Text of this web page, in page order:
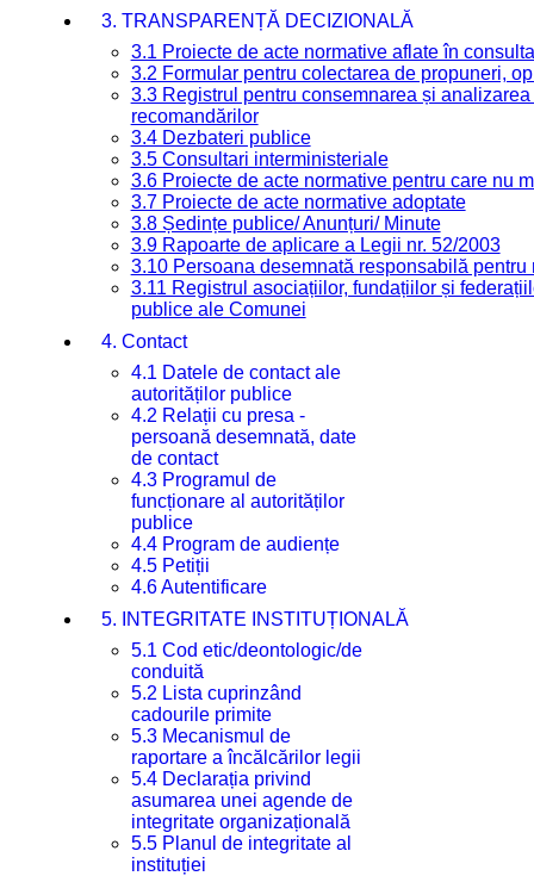
3. TRANSPARENȚĂ DECIZIONALĂ
3.1 Proiecte de acte normative aflate în
3.2 Formular pentru colectarea de propuneri,
3.3 Registrul pentru consemnarea și
recomandărilor
3.4 Dezbateri publice
3.5 Consultari interministeriale
3.6 Proiecte de acte normative pentru care nu
3.7 Proiecte de acte normative adoptate
3.8 Ședințe publice/ Anunțuri/ Minute
3.9 Rapoarte de aplicare a Legii nr. 52/2003
3.10 Persoana desemnată responsabilă
3.11 Registrul asociațiilor, fundațiilor și
publice ale Comunei
4. Contact
4.1 Datele de contact ale
autorităților publice
4.2 Relații cu presa -
persoană desemnată, date
de contact
4.3 Programul de
funcționare al autorităților
publice
4.4 Program de audiențe
4.5 Petiții
4.6 Autentificare
5. INTEGRITATE INSTITUȚIONALĂ
5.1 Cod etic/deontologic/de
conduită
5.2 Lista cuprinzând
cadourile primite
5.3 Mecanismul de
raportare a încălcărilor legii
5.4 Declarația privind
asumarea unei agende de
integritate organizațională
5.5 Planul de integritate al
instituției